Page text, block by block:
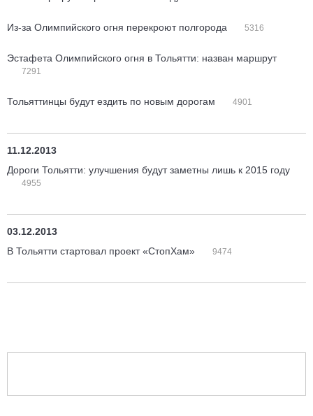
Из-за Олимпийского огня перекроют полгорода 5316
Эстафета Олимпийского огня в Тольятти: назван маршрут
7291
Тольяттинцы будут ездить по новым дорогам 4901
11.12.2013
Дороги Тольятти: улучшения будут заметны лишь к 2015 году
4955
03.12.2013
В Тольятти стартовал проект «СтопХам»
9474